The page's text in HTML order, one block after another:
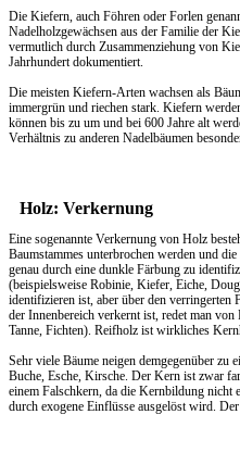
Die Kiefern, auch Föhren oder Forlen
Nadelholzgewächsen aus der Familie der
vermutlich durch Zusammenziehung von
Jahrhundert dokumentiert.
Die meisten Kiefern-Arten wachsen als
immergrün und riechen stark. Kiefern
können bis zu um und bei 600 Jahre alt
Verhältnis zu anderen Nadelbäumen
Holz: Verkernung
Eine sogenannte Verkernung von Holz
Baumstammes unterbrochen werden und
genau durch eine dunkle Färbung zu
(beispielsweise Robinie, Kiefer, Eiche,
identifizieren ist, aber über den verringerten
der Innenbereich verkernt ist, redet man
Tanne, Fichten). Reifholz ist wirkliches
Sehr viele Bäume neigen demgegenüber
Buche, Esche, Kirsche. Der Kern ist zwar
einem Falschkern, da die Kernbildung nicht
durch exogene Einflüsse ausgelöst wird.